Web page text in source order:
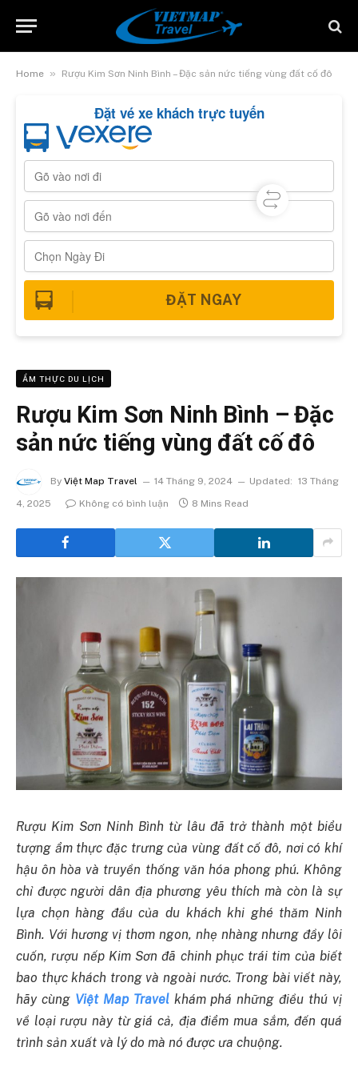
Home » Rượu Kim Sơn Ninh Bình – Đặc sản nức tiếng vùng đất cố đô
Đặt vé xe khách trực tuyến
ĐẶT NGAY
ẨM THỰC DU LỊCH
Rượu Kim Sơn Ninh Bình – Đặc
sản nức tiếng vùng đất cố đô
By Việt Map Travel 14 Tháng 9, 2024 Updated: 13 Tháng
4, 2025
Không có bình luận 8 Mins Read
Rượu Kim Sơn Ninh Bình từ lâu đã trở thành một biểu
tượng ẩm thực đặc trưng của vùng đất cố đô, nơi có khí
hậu ôn hòa và truyền thống văn hóa phong phú. Không
chỉ được người dân địa phương yêu thích mà còn là sự
lựa chọn hàng đầu của du khách khi ghé thăm Ninh
Bình. Với hương vị thơm ngon, nhẹ nhàng nhưng đầy lôi
cuốn, rượu nếp Kim Sơn đã chinh phục trái tim của biết
bao thực khách trong và ngoài nước. Trong bài viết này,
hãy cùng Việt Map Travelkhám phá những điều thú vị
về loại rượu này từ giá cả, địa điểm mua sắm, đến quá
trình sản xuất và lý do mà nó được ưa chuộng.